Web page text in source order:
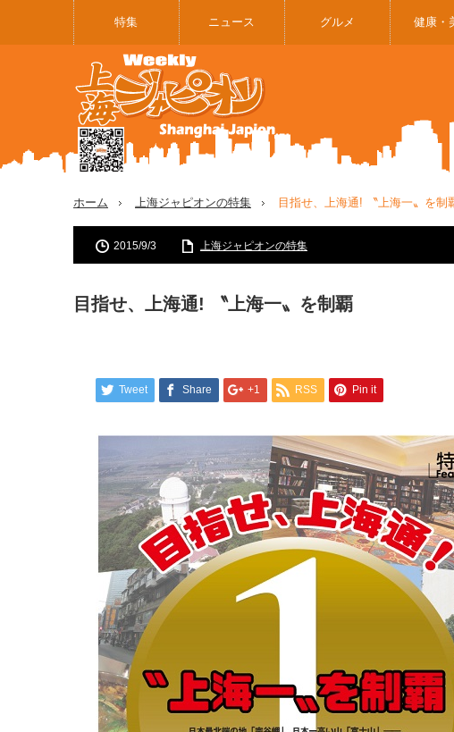
特集 ニュース グルメ 健康・
ホーム 上海ジャピオンの特集 目指せ、上海通! 〝上海一〟を制
2015/9/3 上海ジャピオンの特集
目指せ、上海通! 〝上海一〟を制覇
Tweet Share +1 RSS Pin it